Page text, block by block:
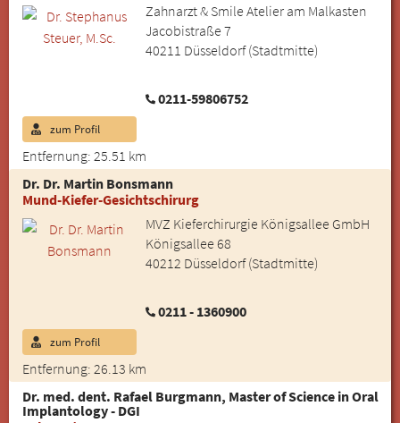
Zahnarzt & Smile Atelier am Malkasten
Jacobistraße 7
40211 Düsseldorf (Stadtmitte)
0211-59806752
Entfernung: 25.51 km
zum Profil
Dr. Dr. Martin Bonsmann
Mund-Kiefer-Gesichtschirurg
MVZ Kieferchirurgie Königsallee GmbH
Königsallee 68
40212 Düsseldorf (Stadtmitte)
0211 - 1360900
Entfernung: 26.13 km
zum Profil
Dr. med. dent. Rafael Burgmann, Master of Science in Oral
Implantology - DGI